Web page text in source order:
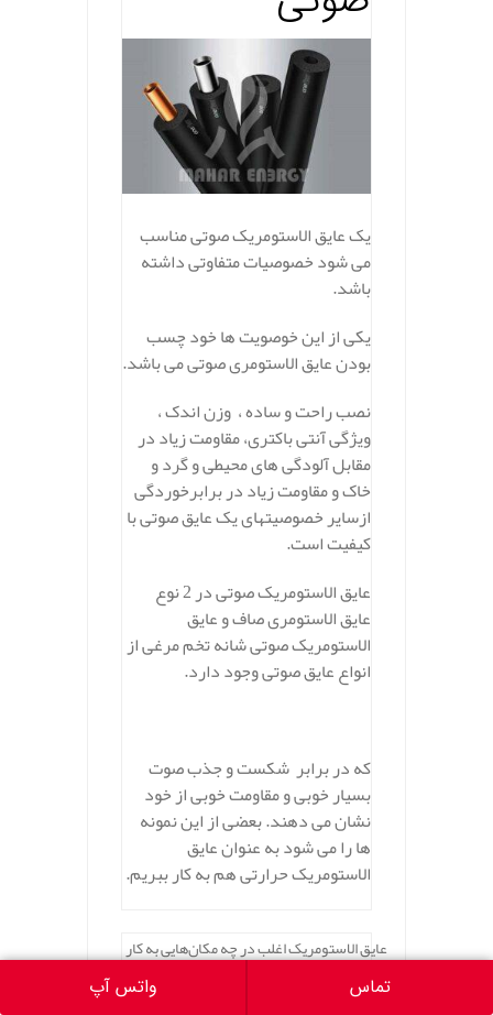
یک عایق الاستومریک صوتی مناسب
می شود خصوصیات متفاوتی داشته
باشد.
یکی از این خوصویت ها خود چسب
بودن عایق الاستومری صوتی می باشد.
نصب راحت و ساده ، وزن اندک ،
ویژگی آنتی باکتری، مقاومت زیاد در
مقابل آلودگی های محیطی و گرد و
خاک و مقاومت زیاد در برابرخوردگی
ازسایر خصوصیتهای یک عایق صوتی با
کیفیت است.
عایق الاستومریک صوتی در 2 نوع
عایق الاستومری صاف و عایق
الاستومریک صوتی شانه تخم مرغی از
انواع عایق صوتی وجود دارد.
که در برابر شکست و جذب صوت
بسیار خوبی و مقاومت خوبی از خود
نشان می دهند. بعضی از این نمونه
ها را می شود به عنوان عایق
الاستومریک حرارتی هم به کار ببریم.
عایق الاستومریک اغلب در چه مکان‌هایی به کار
گرفته می شود ؟
عایق الاستومریک در مکان هایتماس واتس آپ